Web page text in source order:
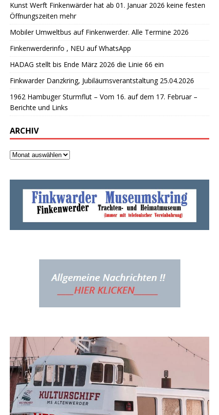
Kunst Werft Finkenwärder hat ab 01. Januar 2026 keine festen
Öffnungszeiten mehr
Mobiler Umweltbus auf Finkenwerder. Alle Termine 2026
Finkenwerderinfo , NEU auf WhatsApp
HADAG stellt bis Ende März 2026 die Linie 66 ein
Finkwarder Danzkring, Jubiläumsverantstaltung 25.04.2026
1962 Hambuger Sturmflut – Vom 16. auf dem 17. Februar –
Berichte und Links
ARCHIV